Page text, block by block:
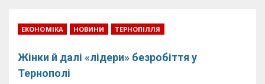
ЕКОНОМІКА НОВИНИ ТЕРНОПІЛЛЯ
Жінки й далі «лідери» безробіття у
Тернополі